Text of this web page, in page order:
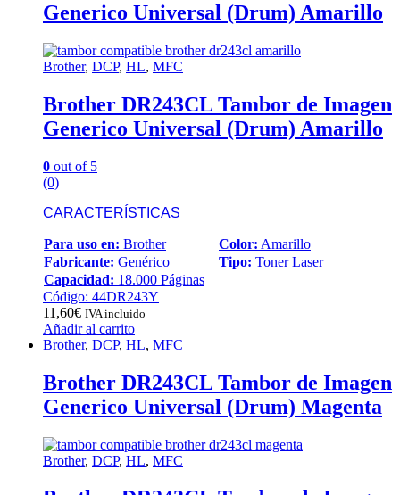
Generico Universal (Drum) Amarillo
Brother, DCP, HL, MFC
Brother DR243CL Tambor de Imagen
Generico Universal (Drum) Amarillo
0 out of 5
(0)
CARACTERÍSTICAS
Para uso en: Brother Color: Amarillo
Fabricante: Genérico Tipo: Toner Laser
Capacidad: 18.000 Páginas
Código: 44DR243Y
11,60€ IVA incluido
Añadir al carrito
Brother, DCP, HL, MFC
Brother DR243CL Tambor de Imagen
Generico Universal (Drum) Magenta
Brother, DCP, HL, MFC